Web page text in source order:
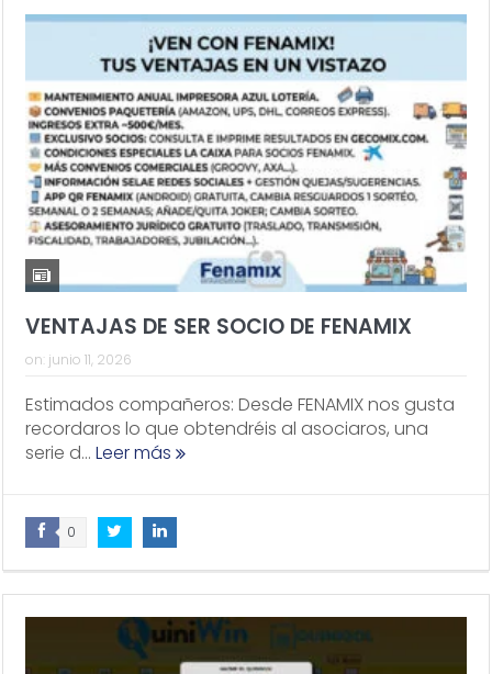
VENTAJAS DE SER SOCIO DE FENAMIX
on: junio 11, 2026
Estimados compañeros: Desde FENAMIX nos gusta
recordaros lo que obtendréis al asociaros, una
serie d... Leer más
0